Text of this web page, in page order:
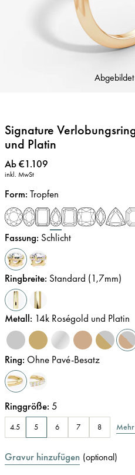
Signature
und Platin
Preis:
Ab €1.109
inkl. MwSt
Form: Tropfen
Fassung: Schlicht
Ringbreite: Standard (1,7mm)
Metall: 14k Roségold und Platin
Ring: Ohne Pavé-Besatz
Ringgröße: 5
4.5 5 6 7 8
Gravur hinzufügen (optional)